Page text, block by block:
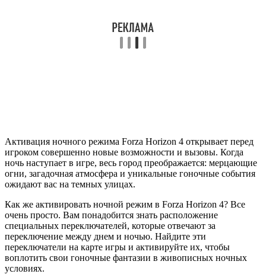
Активация ночного режима Forza Horizon 4 открывает перед
игроком совершенно новые возможности и вызовы. Когда
ночь наступает в игре, весь город преображается: мерцающие
огни, загадочная атмосфера и уникальные гоночные события
ожидают вас на темных улицах.
Как же активировать ночной режим в Forza Horizon 4? Все
очень просто. Вам понадобится знать расположение
специальных переключателей, которые отвечают за
переключение между днем и ночью. Найдите эти
переключатели на карте игры и активируйте их, чтобы
воплотить свои гоночные фантазии в живописных ночных
условиях.